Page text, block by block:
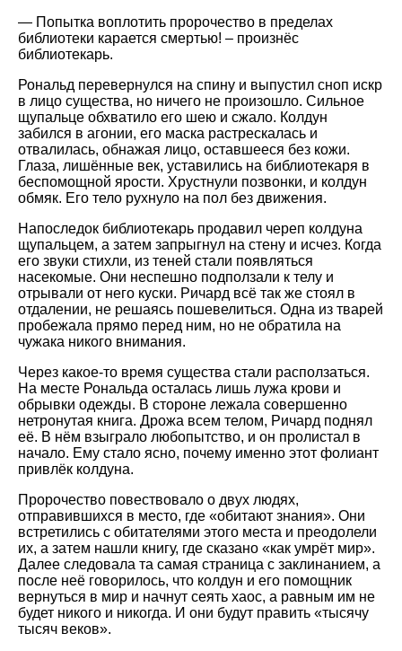
— Попытка воплотить пророчество в пределах
библиотеки карается смертью! – произнёс
библиотекарь.
Рональд перевернулся на спину и выпустил сноп искр
в лицо существа, но ничего не произошло. Сильное
щупальце обхватило его шею и сжало. Колдун
забился в агонии, его маска растрескалась и
отвалилась, обнажая лицо, оставшееся без кожи.
Глаза, лишённые век, уставились на библиотекаря в
беспомощной ярости. Хрустнули позвонки, и колдун
обмяк. Его тело рухнуло на пол без движения.
Напоследок библиотекарь продавил череп колдуна
щупальцем, а затем запрыгнул на стену и исчез. Когда
его звуки стихли, из теней стали появляться
насекомые. Они неспешно подползали к телу и
отрывали от него куски. Ричард всё так же стоял в
отдалении, не решаясь пошевелиться. Одна из тварей
пробежала прямо перед ним, но не обратила на
чужака никого внимания.
Через какое-то время существа стали расползаться.
На месте Рональда осталась лишь лужа крови и
обрывки одежды. В стороне лежала совершенно
нетронутая книга. Дрожа всем телом, Ричард поднял
её. В нём взыграло любопытство, и он пролистал в
начало. Ему стало ясно, почему именно этот фолиант
привлёк колдуна.
Пророчество повествовало о двух людях,
отправившихся в место, где «обитают знания». Они
встретились с обитателями этого места и преодолели
их, а затем нашли книгу, где сказано «как умрёт мир».
Далее следовала та самая страница с заклинанием, а
после неё говорилось, что колдун и его помощник
вернуться в мир и начнут сеять хаос, а равным им не
будет никого и никогда. И они будут править «тысячу
тысяч веков».